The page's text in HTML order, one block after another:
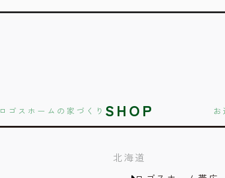
ロゴスホームの家づくり SHOP
北海道